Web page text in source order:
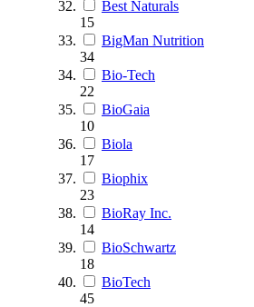
Best Naturals
15
BigMan Nutrition
34
Bio-Tech
22
BioGaia
10
Biola
17
Biophix
23
BioRay Inc.
14
BioSchwartz
18
BioTech
45